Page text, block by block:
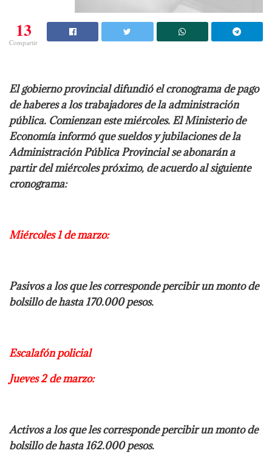
13
Compartir
El gobierno provincial difundió el cronograma de pago
de haberes a los trabajadores de la administración
pública. Comienzan este miércoles. El Ministerio de
Economía informó que sueldos y jubilaciones de la
Administración Pública Provincial se abonarán a
partir del miércoles próximo, de acuerdo al siguiente
cronograma:
Miércoles 1 de marzo:
Pasivos a los que les corresponde percibir un monto de
bolsillo de hasta 170.000 pesos.
Escalafón policial
Jueves 2 de marzo:
Activos a los que les corresponde percibir un monto de
bolsillo de hasta 162.000 pesos.